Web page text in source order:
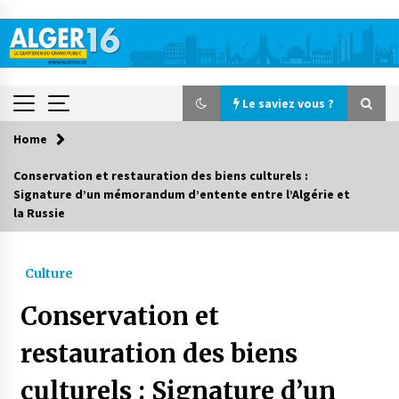
content
Le saviez vous ?
Le saviez vous ?
Accidents de la circulation : 11 décès et 243
1 jour ago
Parking de la Promenade des Sablettes : Mis en
service de bornes automatiques
Home
Conservation et restauration des biens culturels :
Signature d’un mémorandum d’entente entre l’Algérie et
la Russie
Culture
Conservation et
restauration des biens
culturels : Signature d’un